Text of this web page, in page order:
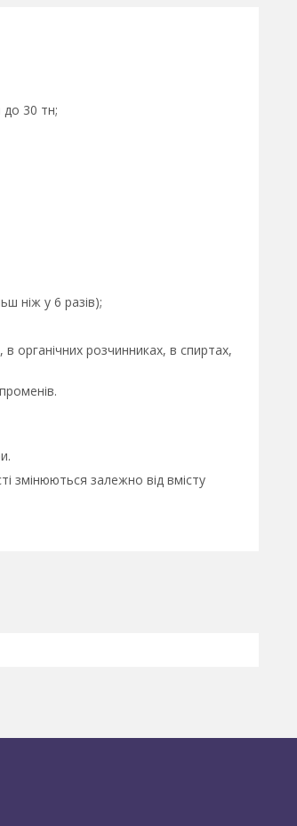
до 30 тн;
ніж у 6 разів);
органічних розчинниках, в спиртах,
змінюються залежно від вмісту